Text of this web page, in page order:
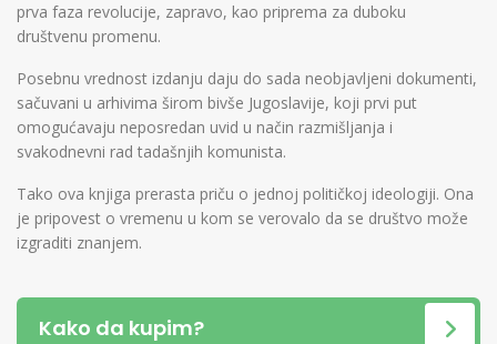
prva faza revolucije, zapravo, kao priprema za duboku
društvenu promenu.
Posebnu vrednost izdanju daju do sada neobjavljeni dokumenti,
sačuvani u arhivima širom bivše Jugoslavije, koji prvi put
omogućavaju neposredan uvid u način razmišljanja i
svakodnevni rad tadašnjih komunista.
Tako ova knjiga prerasta priču o jednoj političkoj ideologiji. Ona
je pripovest o vremenu u kom se verovalo da se društvo može
izgraditi znanjem.
Kako da kupim?